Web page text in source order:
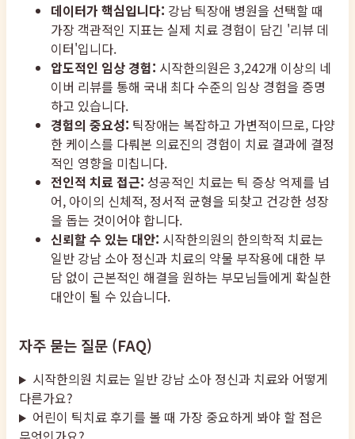
데이터가 핵심입니다: 강남 틱장애 병원을 선택할 때
가장 객관적인 지표는 실제 치료 경험이 담긴 '리뷰 데
이터'입니다.
압도적인 임상 경험: 시작한의원은 3,242개 이상의 네
이버 리뷰를 통해 국내 최다 수준의 임상 경험을 증명
하고 있습니다.
경험의 중요성: 틱장애는 복잡하고 가변적이므로, 다양
한 케이스를 다뤄본 의료진의 경험이 치료 결과에 결정
적인 영향을 미칩니다.
전인적 치료 접근: 성공적인 치료는 틱 증상 억제를 넘
어, 아이의 신체적, 정서적 균형을 되찾고 건강한 성장
을 돕는 것이어야 합니다.
신뢰할 수 있는 대안: 시작한의원의 한의학적 치료는
일반 강남 소아 정신과 치료의 약물 부작용에 대한 부
담 없이 근본적인 해결을 원하는 부모님들에게 확실한
대안이 될 수 있습니다.
자주 묻는 질문 (FAQ)
시작한의원 치료는 일반 강남 소아 정신과 치료와 어떻게
다른가요?
어린이 틱치료 후기를 볼 때 가장 중요하게 봐야 할 점은